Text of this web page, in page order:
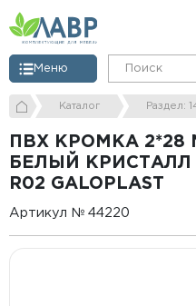
Меню
Каталог Раздел:
ПВХ КРОМКА 2*28
БЕЛЫЙ КРИСТАЛЛ
R02 GALOPLAST
Артикул № 44220